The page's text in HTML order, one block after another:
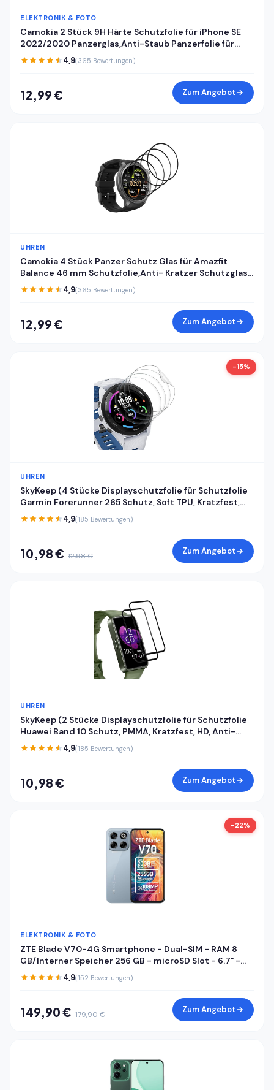
ELEKTRONIK & FOTO
Camokia 2 Stück 9H Härte Schutzfolie für iPhone SE
2022/2020 Panzerglas,Anti-Staub Panzerfolie für
iPhone SE 2022/2020 Schutzglas,HD Klar Volle
Abdeckung Displayschutz
4,9(365 Bewertungen)
12,99 € Zum Angebot
UHREN
Camokia 4 Stück Panzer Schutz Glas für Amazfit
Balance 46 mm Schutzfolie,Anti- Kratzer Schutzglas
für Panzerglas Amazfit Balance 46 mm
Panzerfolie,Fingerabdruck-ID Kompatibel
4,9(365 Bewertungen)
12,99 € Zum Angebot
-15%
UHREN
SkyKeep (4 Stücke Displayschutzfolie für Schutzfolie
Garmin Forerunner 265 Schutz, Soft TPU, Kratzfest,
HD, Anti-Bläschen, Ultra-klar, für Displayschutz
Garmin Forerunner 265 Folie Screen Protector
4,9(185 Bewertungen)
10,98 € 12,98 € Zum Angebot
UHREN
SkyKeep (2 Stücke Displayschutzfolie für Schutzfolie
Huawei Band 10 Schutz, PMMA, Kratzfest, HD, Anti-
Bläschen, Ultra-klar, für Displayschutz Huawei Band
8/9/10 Folie Screen Protector
4,9(185 Bewertungen)
10,98 € Zum Angebot
-22%
ELEKTRONIK & FOTO
ZTE Blade V70-4G Smartphone - Dual-SIM - RAM 8
GB/Interner Speicher 256 GB - microSD Slot - 6.7" -
1600 x 720 Pixel (120 Hz) - Triple-Kamera 108 MP, 2 MP
- Front Camera 16 MP - Sternenstaubgrau
4,9(152 Bewertungen)
149,90 € 179,90 € Zum Angebot